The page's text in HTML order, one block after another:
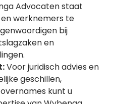
Advocaten staat
werknemers te
bij
en
Voor juridisch advies en
geschillen,
kunt u